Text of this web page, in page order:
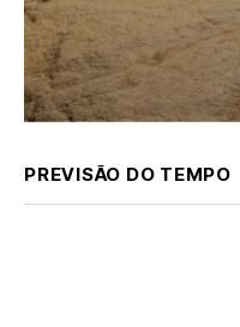
PREVISÃO DO TEMPO